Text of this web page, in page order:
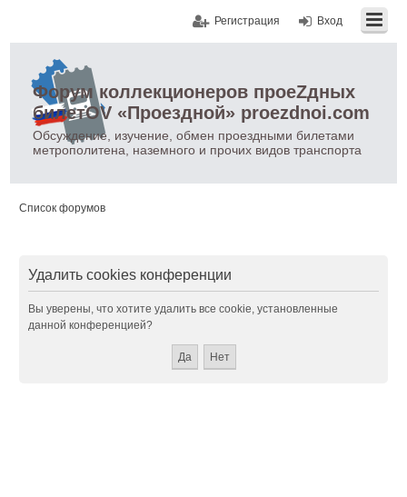
Вход
Регистрация
Форум коллекционеров проеZдных
билетOV «Проездной» proezdnoi.com
Обсуждение, изучение, обмен проездными билетами
метрополитена, наземного и прочих видов транспорта
Список форумов
Удалить cookies конференции
Вы уверены, что хотите удалить все cookie, установленные
данной конференцией?